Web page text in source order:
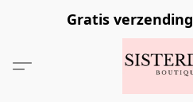
Gratis verzending